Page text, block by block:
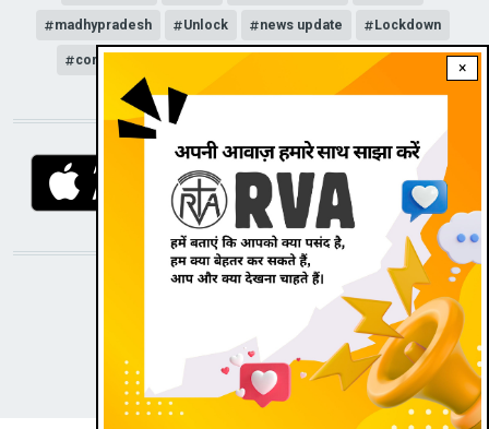
×
madhypradesh Unlock news update Lockdown
corona COVID-19
DOWNLOAD RVA APP
STAY CONNECTED WITH US!